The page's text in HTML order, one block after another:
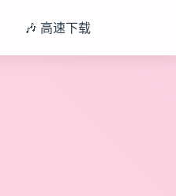
🎶 高速下载